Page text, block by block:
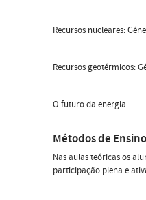
Recursos nucleares:
Recursos geotérmicos:
O futuro da energia.
Métodos de Ensino
Nas aulas teóricas os
participação plena e